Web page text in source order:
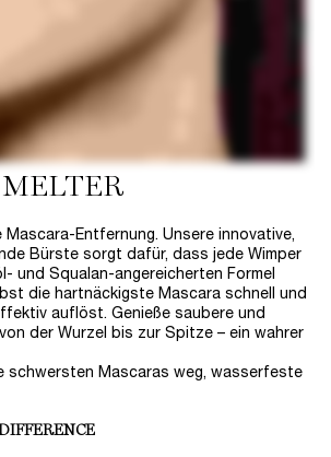
MELTER
Mascara-Entfernung. Unsere innovative,
Bürste sorgt dafür, dass jede Wimper
und Squalan-angereicherten Formel
die hartnäckigste Mascara schnell und
auflöst. Genieße saubere und
der Wurzel bis zur Spitze – ein wahrer
schwersten Mascaras weg, wasserfeste